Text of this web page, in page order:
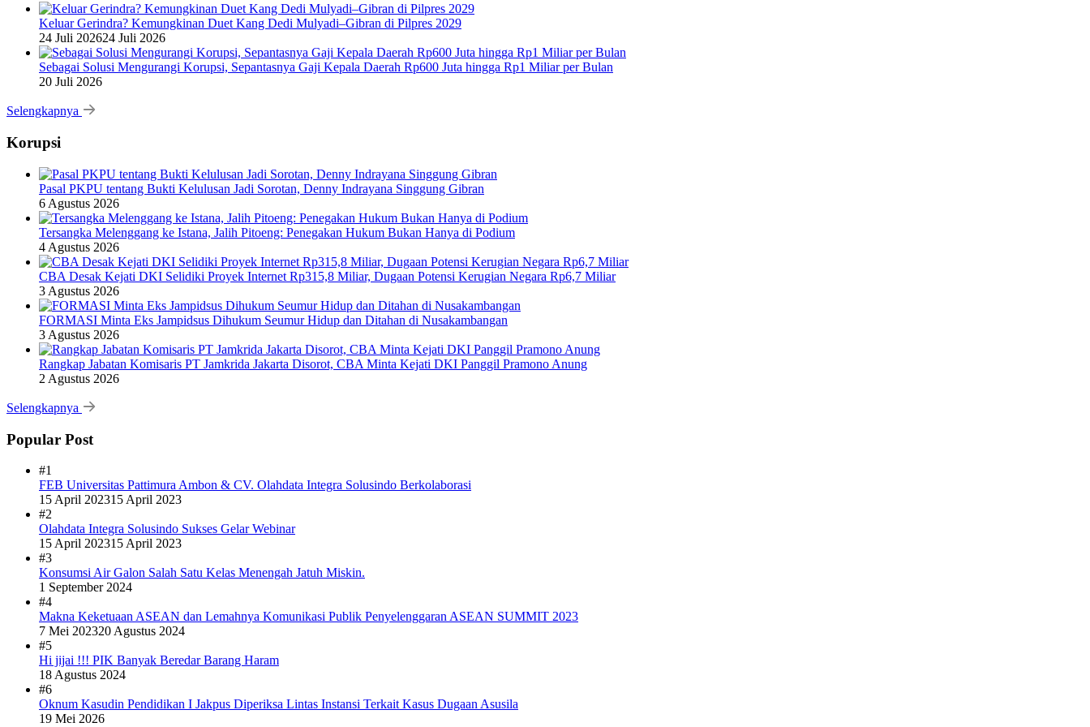
Keluar Gerindra? Kemungkinan Duet Kang Dedi Mulyadi–Gibran di Pilpres 2029
24 Juli 202624 Juli 2026
Sebagai Solusi Mengurangi Korupsi, Sepantasnya Gaji Kepala Daerah Rp600 Juta hingga Rp1 Miliar per Bulan
20 Juli 2026
Selengkapnya
Korupsi
Pasal PKPU tentang Bukti Kelulusan Jadi Sorotan, Denny Indrayana Singgung Gibran
6 Agustus 2026
Tersangka Melenggang ke Istana, Jalih Pitoeng: Penegakan Hukum Bukan Hanya di Podium
4 Agustus 2026
CBA Desak Kejati DKI Selidiki Proyek Internet Rp315,8 Miliar, Dugaan Potensi Kerugian Negara Rp6,7 Miliar
3 Agustus 2026
FORMASI Minta Eks Jampidsus Dihukum Seumur Hidup dan Ditahan di Nusakambangan
3 Agustus 2026
Rangkap Jabatan Komisaris PT Jamkrida Jakarta Disorot, CBA Minta Kejati DKI Panggil Pramono Anung
2 Agustus 2026
Selengkapnya
Popular Post
#1
FEB Universitas Pattimura Ambon & CV. Olahdata Integra Solusindo Berkolaborasi
15 April 202315 April 2023
#2
Olahdata Integra Solusindo Sukses Gelar Webinar
15 April 202315 April 2023
#3
Konsumsi Air Galon Salah Satu Kelas Menengah Jatuh Miskin.
1 September 2024
#4
Makna Keketuaan ASEAN dan Lemahnya Komunikasi Publik Penyelenggaran ASEAN SUMMIT 2023
7 Mei 202320 Agustus 2024
#5
Hi jijai !!! PIK Banyak Beredar Barang Haram
18 Agustus 2024
#6
Oknum Kasudin Pendidikan I Jakpus Diperiksa Lintas Instansi Terkait Kasus Dugaan Asusila
19 Mei 2026